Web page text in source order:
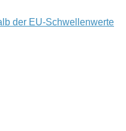
der EU-Schwellenwerte